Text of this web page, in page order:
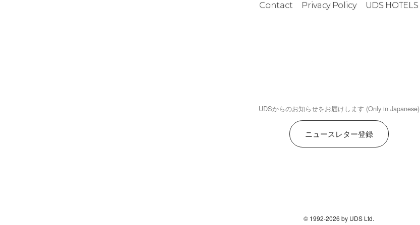
Contact Privacy Policy UDS HOTELS
UDSからのお知らせをお届けします (Only in Japanese)
ニュースレター登録
© 1992-2026 by UDS Ltd.